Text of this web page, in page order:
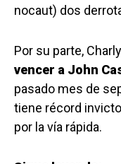
nocaut) dos
Por su parte,
vencer a John
pasado mes de
tiene récord
por la vía rápida.